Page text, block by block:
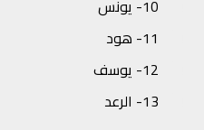
10- يونس
11- هود
12- يوسف
13- الرعد